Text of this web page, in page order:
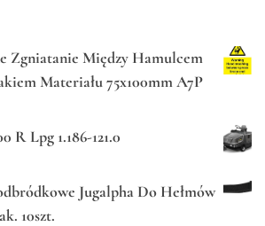
Zgniatanie Między Hamulcem
Materiału 75x100mm A7P
R Lpg 1.186-121.0
Jugalpha Do Hełmów
10szt.